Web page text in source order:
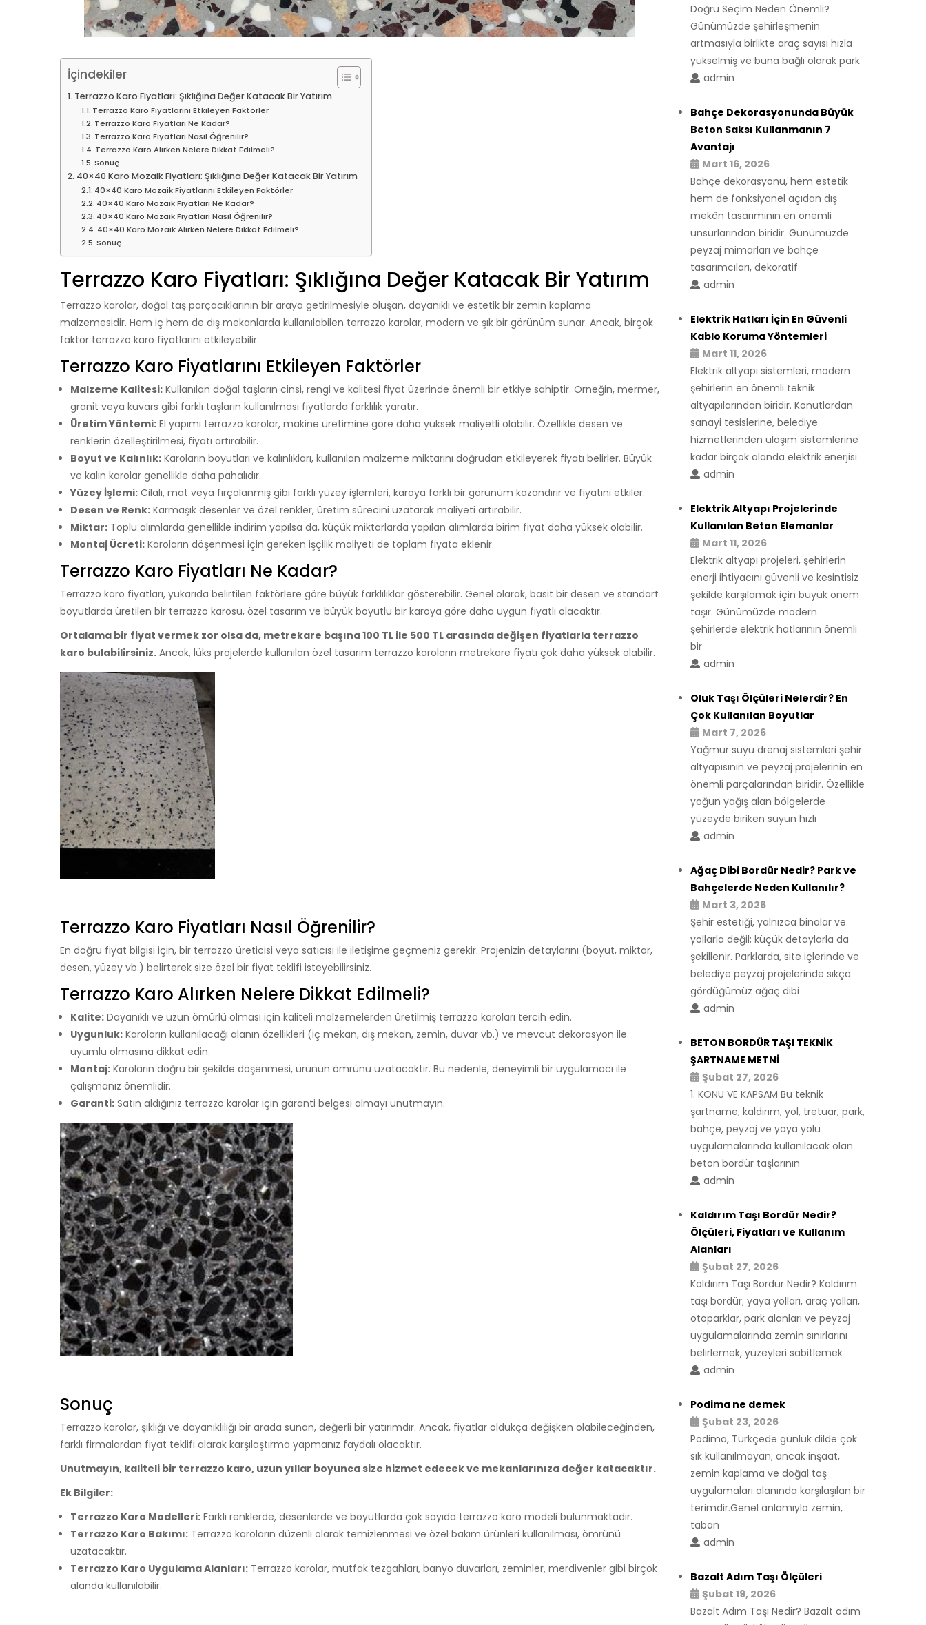
İçindekiler
Terrazzo Karo Fiyatları: Şıklığına Değer Katacak Bir Yatırım
Terrazzo Karo Fiyatlarını Etkileyen Faktörler
Terrazzo Karo Fiyatları Ne Kadar?
Terrazzo Karo Fiyatları Nasıl Öğrenilir?
Terrazzo Karo Alırken Nelere Dikkat Edilmeli?
Sonuç
40×40 Karo Mozaik Fiyatları: Şıklığına Değer Katacak Bir Yatırım
40×40 Karo Mozaik Fiyatlarını Etkileyen Faktörler
40×40 Karo Mozaik Fiyatları Ne Kadar?
40×40 Karo Mozaik Fiyatları Nasıl Öğrenilir?
40×40 Karo Mozaik Alırken Nelere Dikkat Edilmeli?
Sonuç
Terrazzo Karo Fiyatları: Şıklığına Değer Katacak Bir Yatırım
Terrazzo karolar, doğal taş parçacıklarının bir araya getirilmesiyle oluşan, dayanıklı ve estetik bir zemin kaplama
malzemesidir. Hem iç hem de dış mekanlarda kullanılabilen terrazzo karolar, modern ve şık bir görünüm sunar. Ancak, birçok
faktör terrazzo karo fiyatlarını etkileyebilir.
Terrazzo Karo Fiyatlarını Etkileyen Faktörler
Malzeme Kalitesi: Kullanılan doğal taşların cinsi, rengi ve kalitesi fiyat üzerinde önemli bir etkiye sahiptir. Örneğin, mermer,
granit veya kuvars gibi farklı taşların kullanılması fiyatlarda farklılık yaratır.
Üretim Yöntemi: El yapımı terrazzo karolar, makine üretimine göre daha yüksek maliyetli olabilir. Özellikle desen ve
renklerin özelleştirilmesi, fiyatı artırabilir.
Boyut ve Kalınlık: Karoların boyutları ve kalınlıkları, kullanılan malzeme miktarını doğrudan etkileyerek fiyatı belirler. Büyük
ve kalın karolar genellikle daha pahalıdır.
Yüzey İşlemi: Cilalı, mat veya fırçalanmış gibi farklı yüzey işlemleri, karoya farklı bir görünüm kazandırır ve fiyatını etkiler.
Desen ve Renk: Karmaşık desenler ve özel renkler, üretim sürecini uzatarak maliyeti artırabilir.
Miktar: Toplu alımlarda genellikle indirim yapılsa da, küçük miktarlarda yapılan alımlarda birim fiyat daha yüksek olabilir.
Montaj Ücreti: Karoların döşenmesi için gereken işçilik maliyeti de toplam fiyata eklenir.
Terrazzo Karo Fiyatları Ne Kadar?
Terrazzo karo fiyatları, yukarıda belirtilen faktörlere göre büyük farklılıklar gösterebilir. Genel olarak, basit bir desen ve standart
boyutlarda üretilen bir terrazzo karosu, özel tasarım ve büyük boyutlu bir karoya göre daha uygun fiyatlı olacaktır.
Ortalama bir fiyat vermek zor olsa da, metrekare başına 100 TL ile 500 TL arasında değişen fiyatlarla terrazzo
karo bulabilirsiniz. Ancak, lüks projelerde kullanılan özel tasarım terrazzo karoların metrekare fiyatı çok daha yüksek olabilir.
Terrazzo Karo Fiyatları Nasıl Öğrenilir?
En doğru fiyat bilgisi için, bir terrazzo üreticisi veya satıcısı ile iletişime geçmeniz gerekir. Projenizin detaylarını (boyut, miktar,
desen, yüzey vb.) belirterek size özel bir fiyat teklifi isteyebilirsiniz.
Terrazzo Karo Alırken Nelere Dikkat Edilmeli?
Kalite: Dayanıklı ve uzun ömürlü olması için kaliteli malzemelerden üretilmiş terrazzo karoları tercih edin.
Uygunluk: Karoların kullanılacağı alanın özellikleri (iç mekan, dış mekan, zemin, duvar vb.) ve mevcut dekorasyon ile
uyumlu olmasına dikkat edin.
Montaj: Karoların doğru bir şekilde döşenmesi, ürünün ömrünü uzatacaktır. Bu nedenle, deneyimli bir uygulamacı ile
çalışmanız önemlidir.
Garanti: Satın aldığınız terrazzo karolar için garanti belgesi almayı unutmayın.
Sonuç
Terrazzo karolar, şıklığı ve dayanıklılığı bir arada sunan, değerli bir yatırımdır. Ancak, fiyatlar oldukça değişken olabileceğinden,
farklı firmalardan fiyat teklifi alarak karşılaştırma yapmanız faydalı olacaktır.
Unutmayın, kaliteli bir terrazzo karo, uzun yıllar boyunca size hizmet edecek ve mekanlarınıza değer katacaktır.
Ek Bilgiler:
Terrazzo Karo Modelleri: Farklı renklerde, desenlerde ve boyutlarda çok sayıda terrazzo karo modeli bulunmaktadır.
Terrazzo Karo Bakımı: Terrazzo karoların düzenli olarak temizlenmesi ve özel bakım ürünleri kullanılması, ömrünü
uzatacaktır.
Terrazzo Karo Uygulama Alanları: Terrazzo karolar, mutfak tezgahları, banyo duvarları, zeminler, merdivenler gibi birçok
alanda kullanılabilir.
Doğru Seçim Neden Önemli?
Günümüzde şehirleşmenin
artmasıyla birlikte araç sayısı hızla
yükselmiş ve buna bağlı olarak park
admin
Bahçe Dekorasyonunda Büyük
Beton Saksı Kullanmanın 7
Avantajı
Mart 16, 2026
Bahçe dekorasyonu, hem estetik
hem de fonksiyonel açıdan dış
mekân tasarımının en önemli
unsurlarından biridir. Günümüzde
peyzaj mimarları ve bahçe
tasarımcıları, dekoratif
admin
Elektrik Hatları İçin En Güvenli
Kablo Koruma Yöntemleri
Mart 11, 2026
Elektrik altyapı sistemleri, modern
şehirlerin en önemli teknik
altyapılarından biridir. Konutlardan
sanayi tesislerine, belediye
hizmetlerinden ulaşım sistemlerine
kadar birçok alanda elektrik enerjisi
admin
Elektrik Altyapı Projelerinde
Kullanılan Beton Elemanlar
Mart 11, 2026
Elektrik altyapı projeleri, şehirlerin
enerji ihtiyacını güvenli ve kesintisiz
şekilde karşılamak için büyük önem
taşır. Günümüzde modern
şehirlerde elektrik hatlarının önemli
bir
admin
Oluk Taşı Ölçüleri Nelerdir? En
Çok Kullanılan Boyutlar
Mart 7, 2026
Yağmur suyu drenaj sistemleri şehir
altyapısının ve peyzaj projelerinin en
önemli parçalarından biridir. Özellikle
yoğun yağış alan bölgelerde
yüzeyde biriken suyun hızlı
admin
Ağaç Dibi Bordür Nedir? Park ve
Bahçelerde Neden Kullanılır?
Mart 3, 2026
Şehir estetiği, yalnızca binalar ve
yollarla değil; küçük detaylarla da
şekillenir. Parklarda, site içlerinde ve
belediye peyzaj projelerinde sıkça
gördüğümüz ağaç dibi
admin
BETON BORDÜR TAŞI TEKNİK
ŞARTNAME METNİ
Şubat 27, 2026
1. KONU VE KAPSAM Bu teknik
şartname; kaldırım, yol, tretuar, park,
bahçe, peyzaj ve yaya yolu
uygulamalarında kullanılacak olan
beton bordür taşlarının
admin
Kaldırım Taşı Bordür Nedir?
Ölçüleri, Fiyatları ve Kullanım
Alanları
Şubat 27, 2026
Kaldırım Taşı Bordür Nedir? Kaldırım
taşı bordür; yaya yolları, araç yolları,
otoparklar, park alanları ve peyzaj
uygulamalarında zemin sınırlarını
belirlemek, yüzeyleri sabitlemek
admin
Podima ne demek
Şubat 23, 2026
Podima, Türkçede günlük dilde çok
sık kullanılmayan; ancak inşaat,
zemin kaplama ve doğal taş
uygulamaları alanında karşılaşılan bir
terimdir.Genel anlamıyla zemin,
taban
admin
Bazalt Adım Taşı Ölçüleri
Şubat 19, 2026
Bazalt Adım Taşı Nedir? Bazalt adım